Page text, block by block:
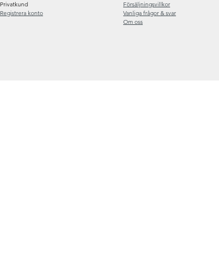
Privatkund
Registrera konto
Försäljningsvillkor
Vanliga frågor & svar
Om oss